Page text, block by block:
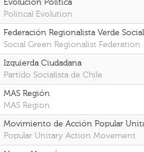
Evolución Política
Political Evolution
Federación Regionalista Verde Social
Social Green Regionalist Federation
Izquierda Ciudadana
Partido Socialista de Chile
MAS Región
MAS Region
Movimiento de Acción Popular
Popular Unitary Action Movement